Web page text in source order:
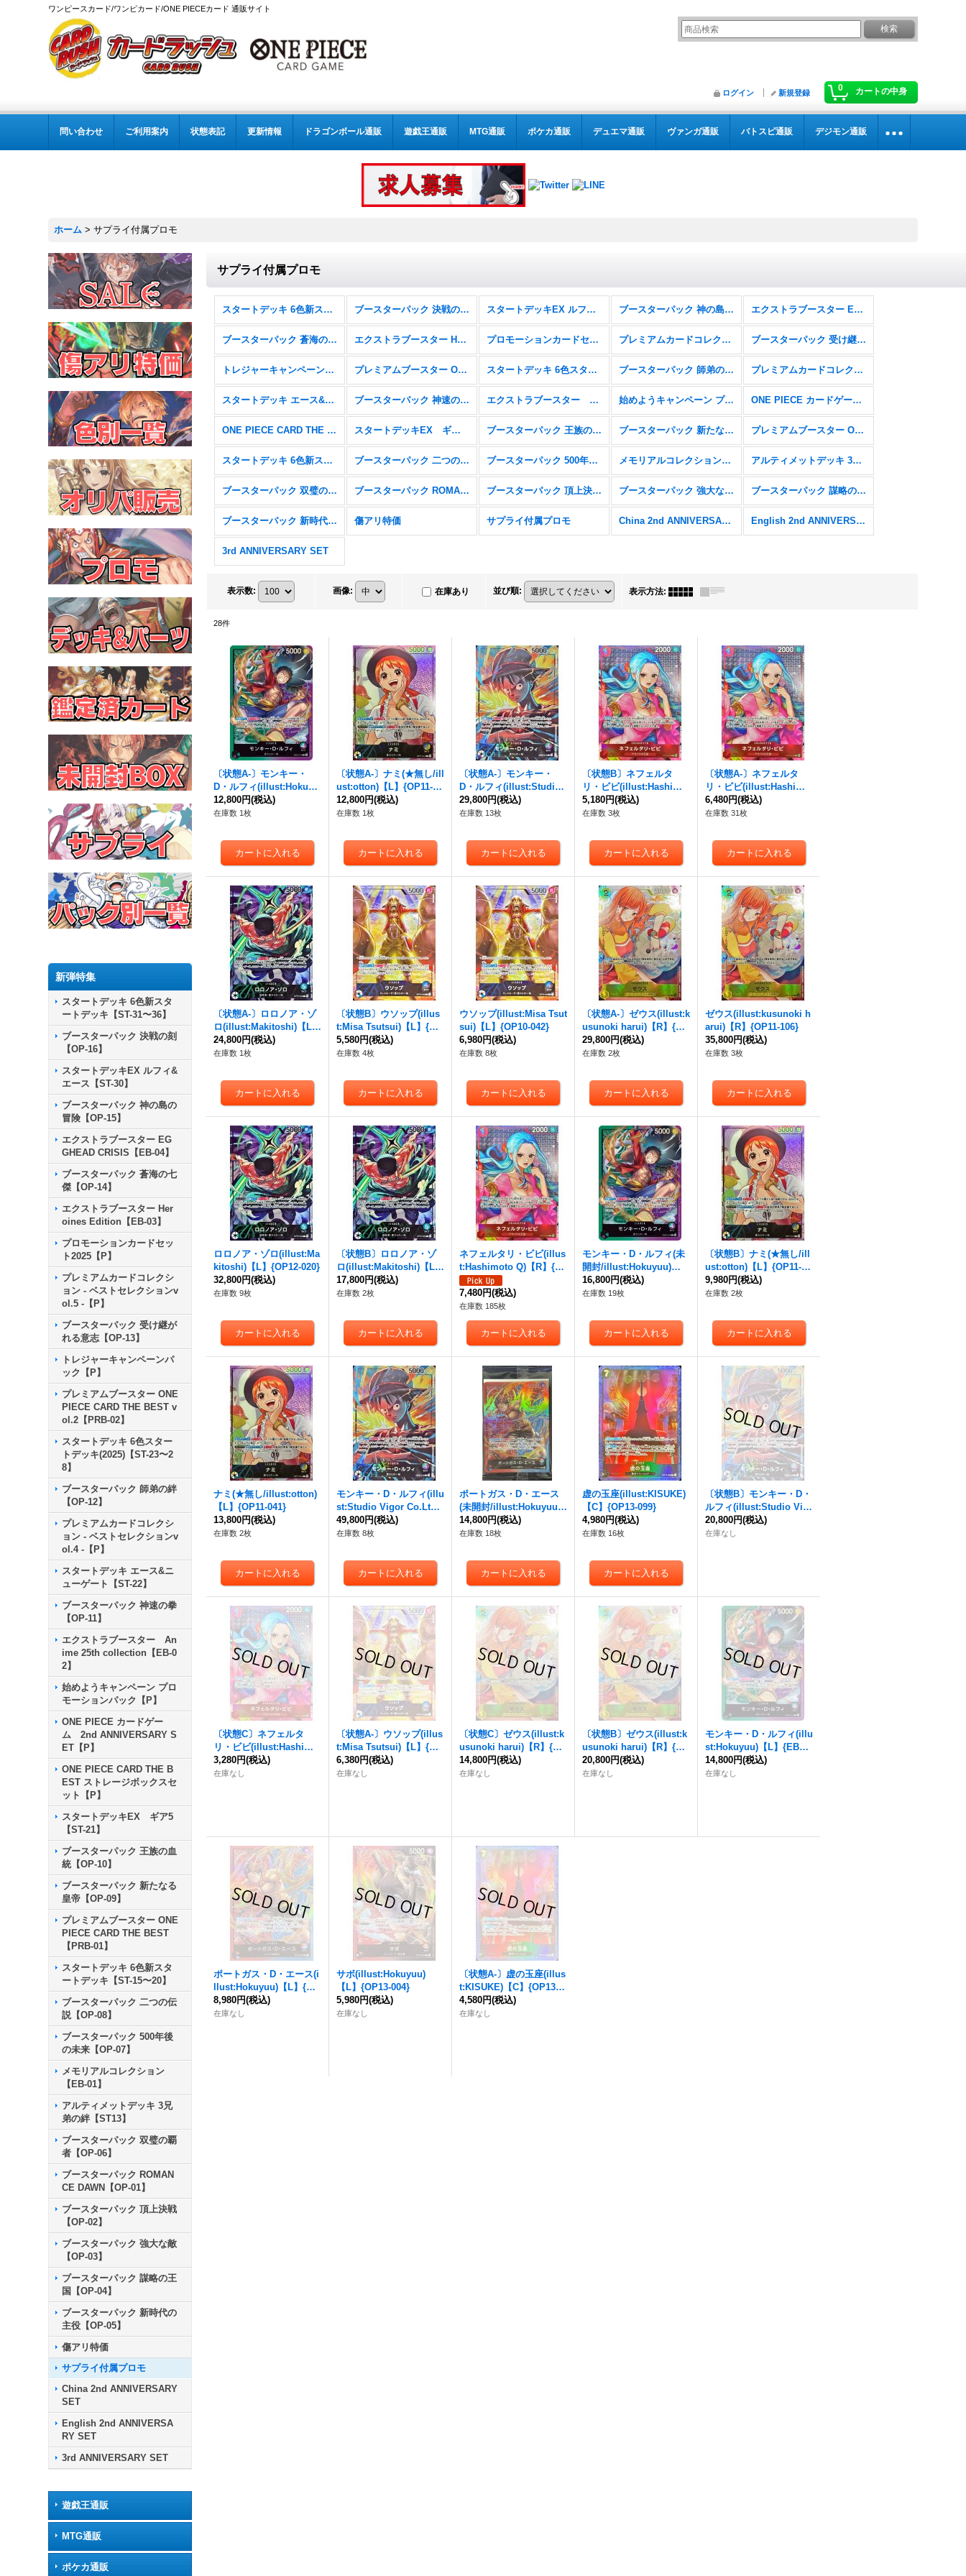
ワンピースカード/ワンピカード/ONE PIECEカード 通販サイト
0 カートの中身
ログイン 新規登録
問い合わせ ご利用案内 状態表記 更新情報 ドラゴンボール通販 遊戯王通販 MTG通販 ポケカ通販 デュエマ通販 ヴァンガ通販 バトスピ通販 デジモン通販
ホーム > サプライ付属プロモ
新弾特集
スタートデッキ 6色新スタ
ートデッキ【ST-31〜36】
ブースターパック 決戦の刻
【OP-16】
スタートデッキEX ルフィ&
エース【ST-30】
ブースターパック 神の島の
冒険【OP-15】
エクストラブースター EG
GHEAD CRISIS【EB-04】
ブースターパック 蒼海の七
傑【OP-14】
エクストラブースター Her
oines Edition【EB-03】
プロモーションカードセッ
ト2025【P】
プレミアムカードコレクシ
ョン - ベストセレクションv
ol.5 -【P】
ブースターパック 受け継が
れる意志【OP-13】
トレジャーキャンペーンパ
ック【P】
プレミアムブースター ONE
PIECE CARD THE BEST v
ol.2【PRB-02】
スタートデッキ 6色スター
トデッキ(2025)【ST-23〜2
8】
ブースターパック 師弟の絆
【OP-12】
プレミアムカードコレクシ
ョン - ベストセレクションv
ol.4 -【P】
スタートデッキ エース&ニ
ューゲート【ST-22】
ブースターパック 神速の拳
【OP-11】
エクストラブースター An
ime 25th collection【EB-0
2】
始めようキャンペーン プロ
モーションパック【P】
ONE PIECE カードゲー
ム 2nd ANNIVERSARY S
ET【P】
ONE PIECE CARD THE B
EST ストレージボックスセ
ット【P】
スタートデッキEX ギア5
【ST-21】
ブースターパック 王族の血
統【OP-10】
ブースターパック 新たなる
皇帝【OP-09】
プレミアムブースター ONE
PIECE CARD THE BEST
【PRB-01】
スタートデッキ 6色新スタ
ートデッキ【ST-15〜20】
ブースターパック 二つの伝
説【OP-08】
ブースターパック 500年後
の未来【OP-07】
メモリアルコレクション
【EB-01】
アルティメットデッキ 3兄
弟の絆【ST13】
ブースターパック 双璧の覇
者【OP-06】
ブースターパック ROMAN
CE DAWN【OP-01】
ブースターパック 頂上決戦
【OP-02】
ブースターパック 強大な敵
【OP-03】
ブースターパック 謀略の王
国【OP-04】
ブースターパック 新時代の
主役【OP-05】
傷アリ特価
サプライ付属プロモ
China 2nd ANNIVERSARY
SET
English 2nd ANNIVERSA
RY SET
3rd ANNIVERSARY SET
遊戯王通販
MTG通販
ポケカ通販
サプライ付属プロモ
スタートデッキ 6色新スタートデッキ【ST-31〜36】 ブースターパック 決戦の刻【OP-16】 スタートデッキEX ルフィ&エース【ST-30】 ブースターパック 神の島の冒険【OP-15】 エクストラブースター EGGHEAD CRISIS【EB-04】
ブースターパック 蒼海の七傑【OP-14】 エクストラブースター Heroines Edition【EB-03】 プロモーションカードセット2025【P】 プレミアムカードコレクション - ベストセレクションvol.5 -【P】 ブースターパック 受け継がれる意志【OP-13】
トレジャーキャンペーンパック【P】 プレミアムブースター ONE PIECE CARD THE BEST vol.2【PRB-02】 スタートデッキ 6色スタートデッキ(2025)【ST-23〜28】 ブースターパック 師弟の絆【OP-12】 プレミアムカードコレクション - ベストセレクションvol.4 -【P】
スタートデッキ エース&ニューゲート【ST-22】 ブースターパック 神速の拳【OP-11】 エクストラブースター Anime 25th collection【EB-02】 始めようキャンペーン プロモーションパック【P】 ONE PIECE カードゲーム 2nd ANNIVERSARY SET【P】
ONE PIECE CARD THE BEST ストレージボックスセット【P】 スタートデッキEX ギア5【ST-21】 ブースターパック 王族の血統【OP-10】 ブースターパック 新たなる皇帝【OP-09】 プレミアムブースター ONE PIECE CARD THE BEST【PRB-01】
スタートデッキ 6色新スタートデッキ【ST-15〜20】 ブースターパック 二つの伝説【OP-08】 ブースターパック 500年後の未来【OP-07】 メモリアルコレクション【EB-01】 アルティメットデッキ 3兄弟の絆【ST13】
ブースターパック 双璧の覇者【OP-06】 ブースターパック ROMANCE DAWN【OP-01】 ブースターパック 頂上決戦【OP-02】 ブースターパック 強大な敵【OP-03】 ブースターパック 謀略の王国【OP-04】
ブースターパック 新時代の主役【OP-05】 傷アリ特価 サプライ付属プロモ China 2nd ANNIVERSARY SET English 2nd ANNIVERSARY SET
3rd ANNIVERSARY SET
表示数: 画像: 在庫あり 並び順: 表示方法:
28件
〔状態A-〕モンキー・
D・ルフィ(illust:Hokuyu
u)【L】{EB02-010}
12,800円(税込)
在庫数 1枚
〔状態A-〕ナミ(★無し/ill
ust:otton)【L】{OP11-04
1}
12,800円(税込)
在庫数 1枚
〔状態A-〕モンキー・
D・ルフィ(illust:Studio
Vigor Co.Ltd)【L】{EB0
2-010}
29,800円(税込)
在庫数 13枚
〔状態B〕ネフェルタ
リ・ビビ(illust:Hashimot
o Q)【R】{OP13-012}
5,180円(税込)
在庫数 3枚
〔状態A-〕ネフェルタ
リ・ビビ(illust:Hashimot
o Q)【R】{OP13-012}
6,480円(税込)
在庫数 31枚
〔状態A-〕ロロノア・ゾ
ロ(illust:Makitoshi)【L】
{OP12-020}
24,800円(税込)
在庫数 1枚
〔状態B〕ウソップ(illus
t:Misa Tsutsui)【L】{OP
10-042}
5,580円(税込)
在庫数 4枚
ウソップ(illust:Misa Tsut
sui)【L】{OP10-042}
6,980円(税込)
在庫数 8枚
〔状態A-〕ゼウス(illust:k
usunoki harui)【R】{OP
11-106}
29,800円(税込)
在庫数 2枚
ゼウス(illust:kusunoki h
arui)【R】{OP11-106}
35,800円(税込)
在庫数 3枚
ロロノア・ゾロ(illust:Ma
kitoshi)【L】{OP12-020}
32,800円(税込)
在庫数 9枚
〔状態B〕ロロノア・ゾ
ロ(illust:Makitoshi)【L】
{OP12-020}
17,800円(税込)
在庫数 2枚
ネフェルタリ・ビビ(illus
t:Hashimoto Q)【R】{O
P13-012}
7,480円(税込)
在庫数 185枚
モンキー・D・ルフィ(未
開封/illust:Hokuyuu)
【L】{EB02-010}
16,800円(税込)
在庫数 19枚
〔状態B〕ナミ(★無し/ill
ust:otton)【L】{OP11-04
1}
9,980円(税込)
在庫数 2枚
ナミ(★無し/illust:otton)
【L】{OP11-041}
13,800円(税込)
在庫数 2枚
モンキー・D・ルフィ(illu
st:Studio Vigor Co.Ltd)
【L】{EB02-010}
49,800円(税込)
在庫数 8枚
ポートガス・D・エース
(未開封/illust:Hokuyuu)
【L】{OP13-002}
14,800円(税込)
在庫数 18枚
虚の玉座(illust:KISUKE)
【C】{OP13-099}
4,980円(税込)
在庫数 16枚
〔状態B〕モンキー・D・
ルフィ(illust:Studio Vig
or Co.Ltd)【L】{EB02-0
10}
20,800円(税込)
在庫なし
〔状態C〕ネフェルタ
リ・ビビ(illust:Hashimot
o Q)【R】{OP13-012}
3,280円(税込)
在庫なし
〔状態A-〕ウソップ(illus
t:Misa Tsutsui)【L】{OP
10-042}
6,380円(税込)
在庫なし
〔状態C〕ゼウス(illust:k
usunoki harui)【R】{OP
11-106}
14,800円(税込)
在庫なし
〔状態B〕ゼウス(illust:k
usunoki harui)【R】{OP
11-106}
20,800円(税込)
在庫なし
モンキー・D・ルフィ(illu
st:Hokuyuu)【L】{EB02-
010}
14,800円(税込)
在庫なし
ポートガス・D・エース(i
llust:Hokuyuu)【L】{OP
13-002}
8,980円(税込)
在庫なし
サボ(illust:Hokuyuu)
【L】{OP13-004}
5,980円(税込)
在庫なし
〔状態A-〕虚の玉座(illus
t:KISUKE)【C】{OP13-0
99}
4,580円(税込)
在庫なし